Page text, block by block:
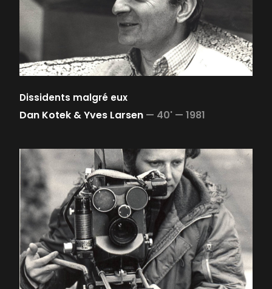
Dissidents malgré eux
Dan Kotek & Yves Larsen — 40' — 1981